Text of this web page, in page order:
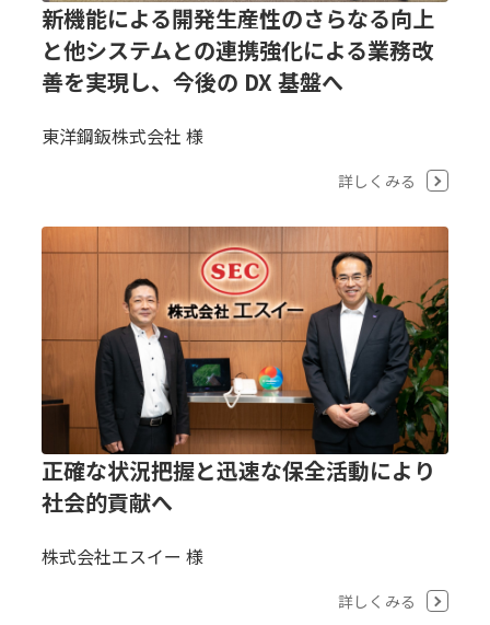
新機能による開発生産性のさらなる向上
と他システムとの連携強化による業務改
善を実現し、今後の DX 基盤へ
東洋鋼鈑株式会社 様
詳しくみる
正確な状況把握と迅速な保全活動により
社会的貢献へ
株式会社エスイー 様
詳しくみる